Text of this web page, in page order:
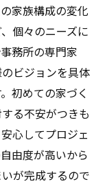
家族構成の変化
個々のニーズに
務所の専門家
ビジョンを具体
初めての家づく
る不安がつきも
心してプロジェ
由度が高いから
が完成するので